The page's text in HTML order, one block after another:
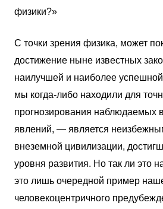
физики?»
С точки зрения физика, может
достижение ныне известных
наилучшей и наиболее
мы когда-либо находили для
прогнозирования наблюдаемых
явлений, — является
внеземной цивилизации,
уровня развития. Но так ли это
это лишь очередной пример
человекоцентричного